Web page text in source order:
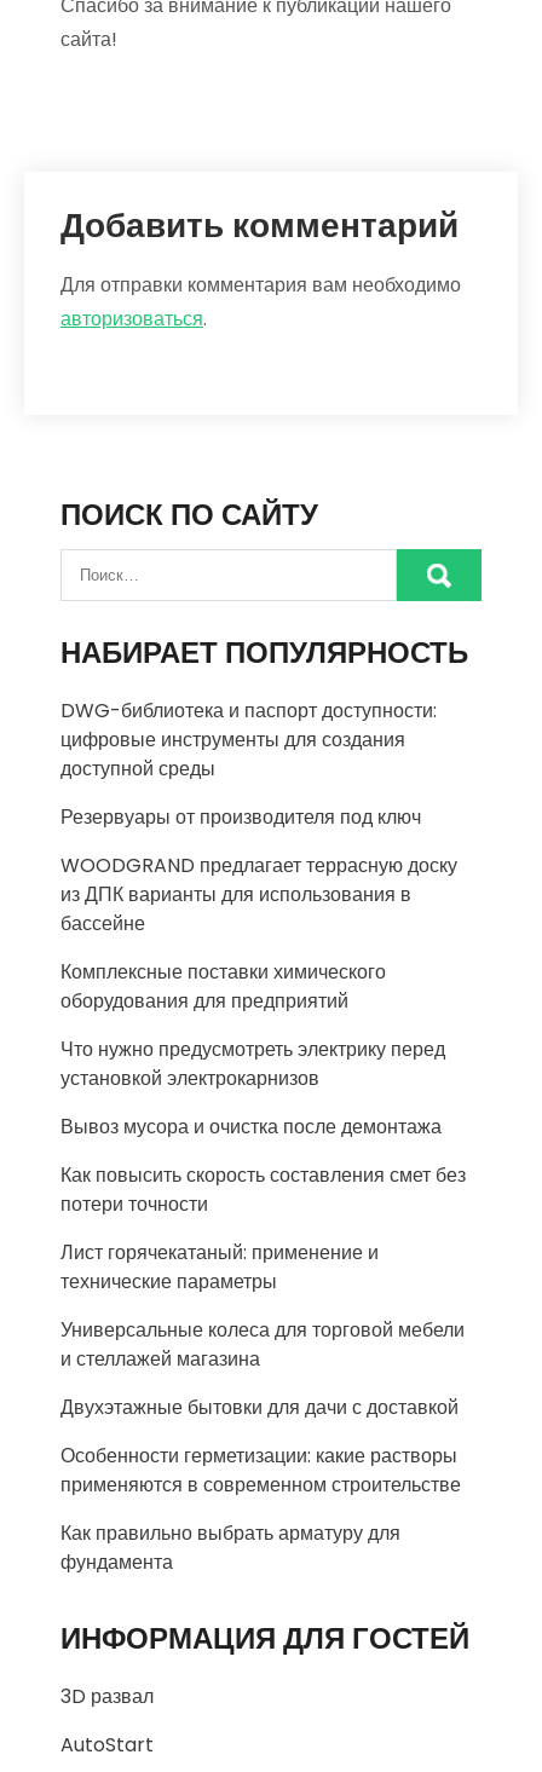
Спасибо за внимание к публикации нашего
сайта!
Добавить комментарий
Для отправки комментария вам необходимо
авторизоваться.
ПОИСК ПО САЙТУ
НАБИРАЕТ ПОПУЛЯРНОСТЬ
DWG-библиотека и паспорт доступности:
цифровые инструменты для создания
доступной среды
Резервуары от производителя под ключ
WOODGRAND предлагает террасную доску
из ДПК варианты для использования в
бассейне
Комплексные поставки химического
оборудования для предприятий
Что нужно предусмотреть электрику перед
установкой электрокарнизов
Вывоз мусора и очистка после демонтажа
Как повысить скорость составления смет без
потери точности
Лист горячекатаный: применение и
технические параметры
Универсальные колеса для торговой мебели
и стеллажей магазина
Двухэтажные бытовки для дачи с доставкой
Особенности герметизации: какие растворы
применяются в современном строительстве
Как правильно выбрать арматуру для
фундамента
ИНФОРМАЦИЯ ДЛЯ ГОСТЕЙ
3D развал
AutoStart